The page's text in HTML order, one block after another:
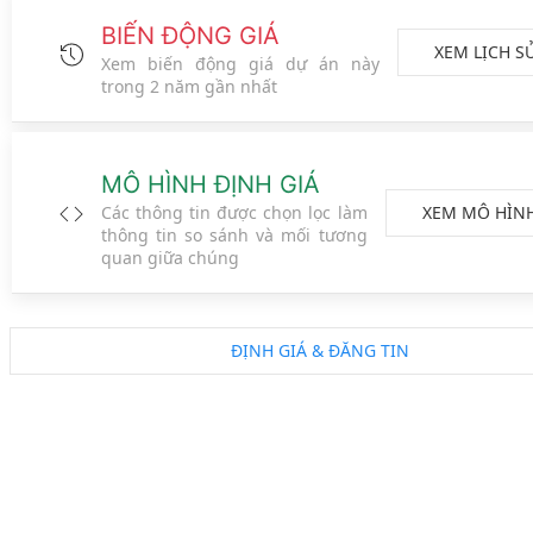
BIẾN ĐỘNG GIÁ
Xem biến động giá dự án này
trong 2 năm gần nhất
XEM LỊCH
MÔ HÌNH ĐỊNH GIÁ
Các thông tin được chọn lọc làm
thông tin so sánh và mối tương
quan giữa chúng
XEM MÔ
ĐỊNH GIÁ & ĐĂNG TIN